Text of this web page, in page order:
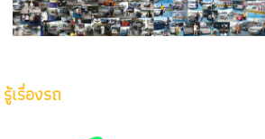
รู้เรื่องรถ